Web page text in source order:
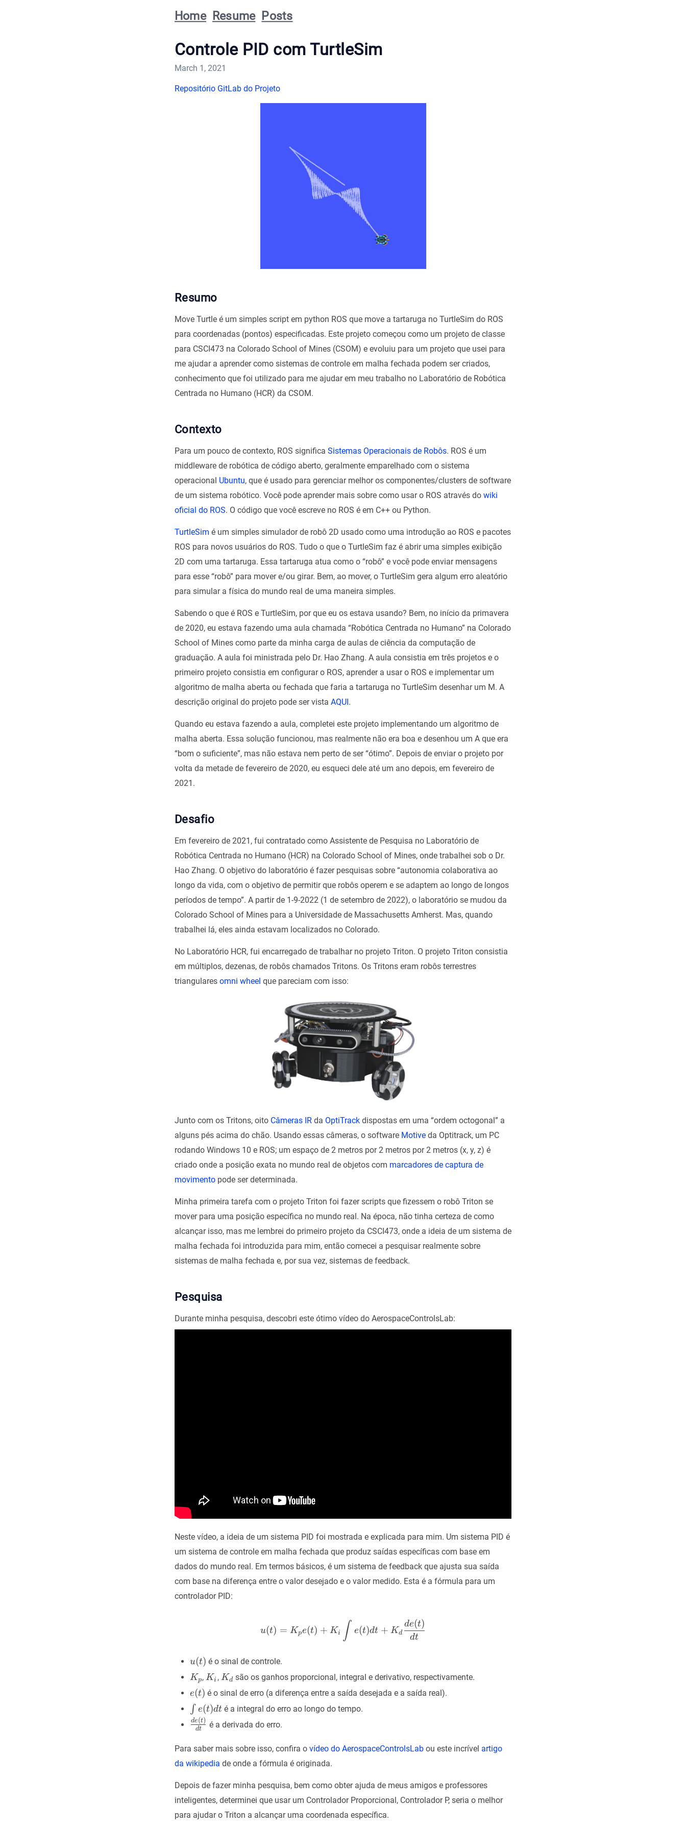
Home Resume Posts
Controle PID com TurtleSim
March 1, 2021
Repositório GitLab do Projeto
Resumo
Move Turtle é um simples script em python ROS que move a tartaruga no TurtleSim do ROS
para coordenadas (pontos) especificadas. Este projeto começou como um projeto de classe
para CSCI473 na Colorado School of Mines (CSOM) e evoluiu para um projeto que usei para
me ajudar a aprender como sistemas de controle em malha fechada podem ser criados,
conhecimento que foi utilizado para me ajudar em meu trabalho no Laboratório de Robótica
Centrada no Humano (HCR) da CSOM.
Contexto
Para um pouco de contexto, ROS significa Sistemas Operacionais de Robôs. ROS é um
middleware de robótica de código aberto, geralmente emparelhado com o sistema
operacional Ubuntu, que é usado para gerenciar melhor os componentes/clusters de software
de um sistema robótico. Você pode aprender mais sobre como usar o ROS através do wiki
oficial do ROS. O código que você escreve no ROS é em C++ ou Python.
TurtleSim é um simples simulador de robô 2D usado como uma introdução ao ROS e pacotes
ROS para novos usuários do ROS. Tudo o que o TurtleSim faz é abrir uma simples exibição
2D com uma tartaruga. Essa tartaruga atua como o “robô” e você pode enviar mensagens
para esse “robô” para mover e/ou girar. Bem, ao mover, o TurtleSim gera algum erro aleatório
para simular a física do mundo real de uma maneira simples.
Sabendo o que é ROS e TurtleSim, por que eu os estava usando? Bem, no início da primavera
de 2020, eu estava fazendo uma aula chamada “Robótica Centrada no Humano” na Colorado
School of Mines como parte da minha carga de aulas de ciência da computação de
graduação. A aula foi ministrada pelo Dr. Hao Zhang. A aula consistia em três projetos e o
primeiro projeto consistia em configurar o ROS, aprender a usar o ROS e implementar um
algoritmo de malha aberta ou fechada que faria a tartaruga no TurtleSim desenhar um M. A
descrição original do projeto pode ser vista AQUI.
Quando eu estava fazendo a aula, completei este projeto implementando um algoritmo de
malha aberta. Essa solução funcionou, mas realmente não era boa e desenhou um A que era
“bom o suficiente”, mas não estava nem perto de ser “ótimo”. Depois de enviar o projeto por
volta da metade de fevereiro de 2020, eu esqueci dele até um ano depois, em fevereiro de
2021.
Desafio
Em fevereiro de 2021, fui contratado como Assistente de Pesquisa no Laboratório de
Robótica Centrada no Humano (HCR) na Colorado School of Mines, onde trabalhei sob o Dr.
Hao Zhang. O objetivo do laboratório é fazer pesquisas sobre “autonomia colaborativa ao
longo da vida, com o objetivo de permitir que robôs operem e se adaptem ao longo de longos
períodos de tempo”. A partir de 1-9-2022 (1 de setembro de 2022), o laboratório se mudou da
Colorado School of Mines para a Universidade de Massachusetts Amherst. Mas, quando
trabalhei lá, eles ainda estavam localizados no Colorado.
No Laboratório HCR, fui encarregado de trabalhar no projeto Triton. O projeto Triton consistia
em múltiplos, dezenas, de robôs chamados Tritons. Os Tritons eram robôs terrestres
triangulares omni wheel que pareciam com isso:
Junto com os Tritons, oito Câmeras IR da OptiTrack dispostas em uma “ordem octogonal” a
alguns pés acima do chão. Usando essas câmeras, o software Motive da Optitrack, um PC
rodando Windows 10 e ROS; um espaço de 2 metros por 2 metros por 2 metros (x, y, z) é
criado onde a posição exata no mundo real de objetos com marcadores de captura de
movimento pode ser determinada.
Minha primeira tarefa com o projeto Triton foi fazer scripts que fizessem o robô Triton se
mover para uma posição específica no mundo real. Na época, não tinha certeza de como
alcançar isso, mas me lembrei do primeiro projeto da CSCI473, onde a ideia de um sistema de
malha fechada foi introduzida para mim, então comecei a pesquisar realmente sobre
sistemas de malha fechada e, por sua vez, sistemas de feedback.
Pesquisa
Durante minha pesquisa, descobri este ótimo vídeo do AerospaceControlsLab:
Neste vídeo, a ideia de um sistema PID foi mostrada e explicada para mim. Um sistema PID é
um sistema de controle em malha fechada que produz saídas específicas com base em
dados do mundo real. Em termos básicos, é um sistema de feedback que ajusta sua saída
com base na diferença entre o valor desejado e o valor medido. Esta é a fórmula para um
controlador PID:
u(t) = K_p e(t) + K_i \int e(t) dt + K_d \frac{de(t)}{dt}
u(t) = Kpe(t) + Ki ∫ e(t)dt + Kd dt
de(t)
u(t)
u(t) é o sinal de controle.
K_p
Kp, K_i
Ki , K_d
Kd são os ganhos proporcional, integral e derivativo, respectivamente.
e(t)
e(t) é o sinal de erro (a diferença entre a saída desejada e a saída real).
\int
e(t)
dt
∫ e(t)dt é a integral do erro ao longo do tempo.
\frac{de(t)}
{dt}
dt
de(t) é a derivada do erro.
Para saber mais sobre isso, confira o vídeo do AerospaceControlsLab ou este incrível artigo
da wikipedia de onde a fórmula é originada.
Depois de fazer minha pesquisa, bem como obter ajuda de meus amigos e professores
inteligentes, determinei que usar um Controlador Proporcional, Controlador P, seria o melhor
para ajudar o Triton a alcançar uma coordenada específica.